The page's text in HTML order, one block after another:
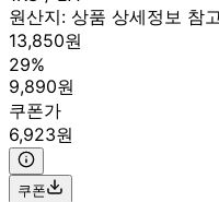
원산지: 상품 상세정보 참고
13,850원
29%
9,890원
쿠폰가
6,923원
쿠폰